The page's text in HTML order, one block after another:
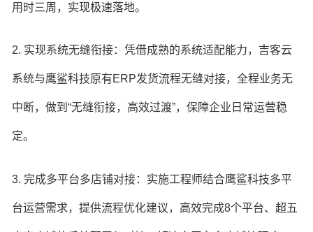
用时三周，实现极速落地。
2. 实现系统无缝衔接：凭借成熟的系统适配能力，吉客云
系统与鹰鲨科技原有ERP发货流程无缝对接，全程业务无
中断，做到“无缝衔接，高效过渡”，保障企业日常运营稳
定。
3. 完成多平台多店铺对接：实施工程师结合鹰鲨科技多平
台运营需求，提供流程优化建议，高效完成8个平台、超五